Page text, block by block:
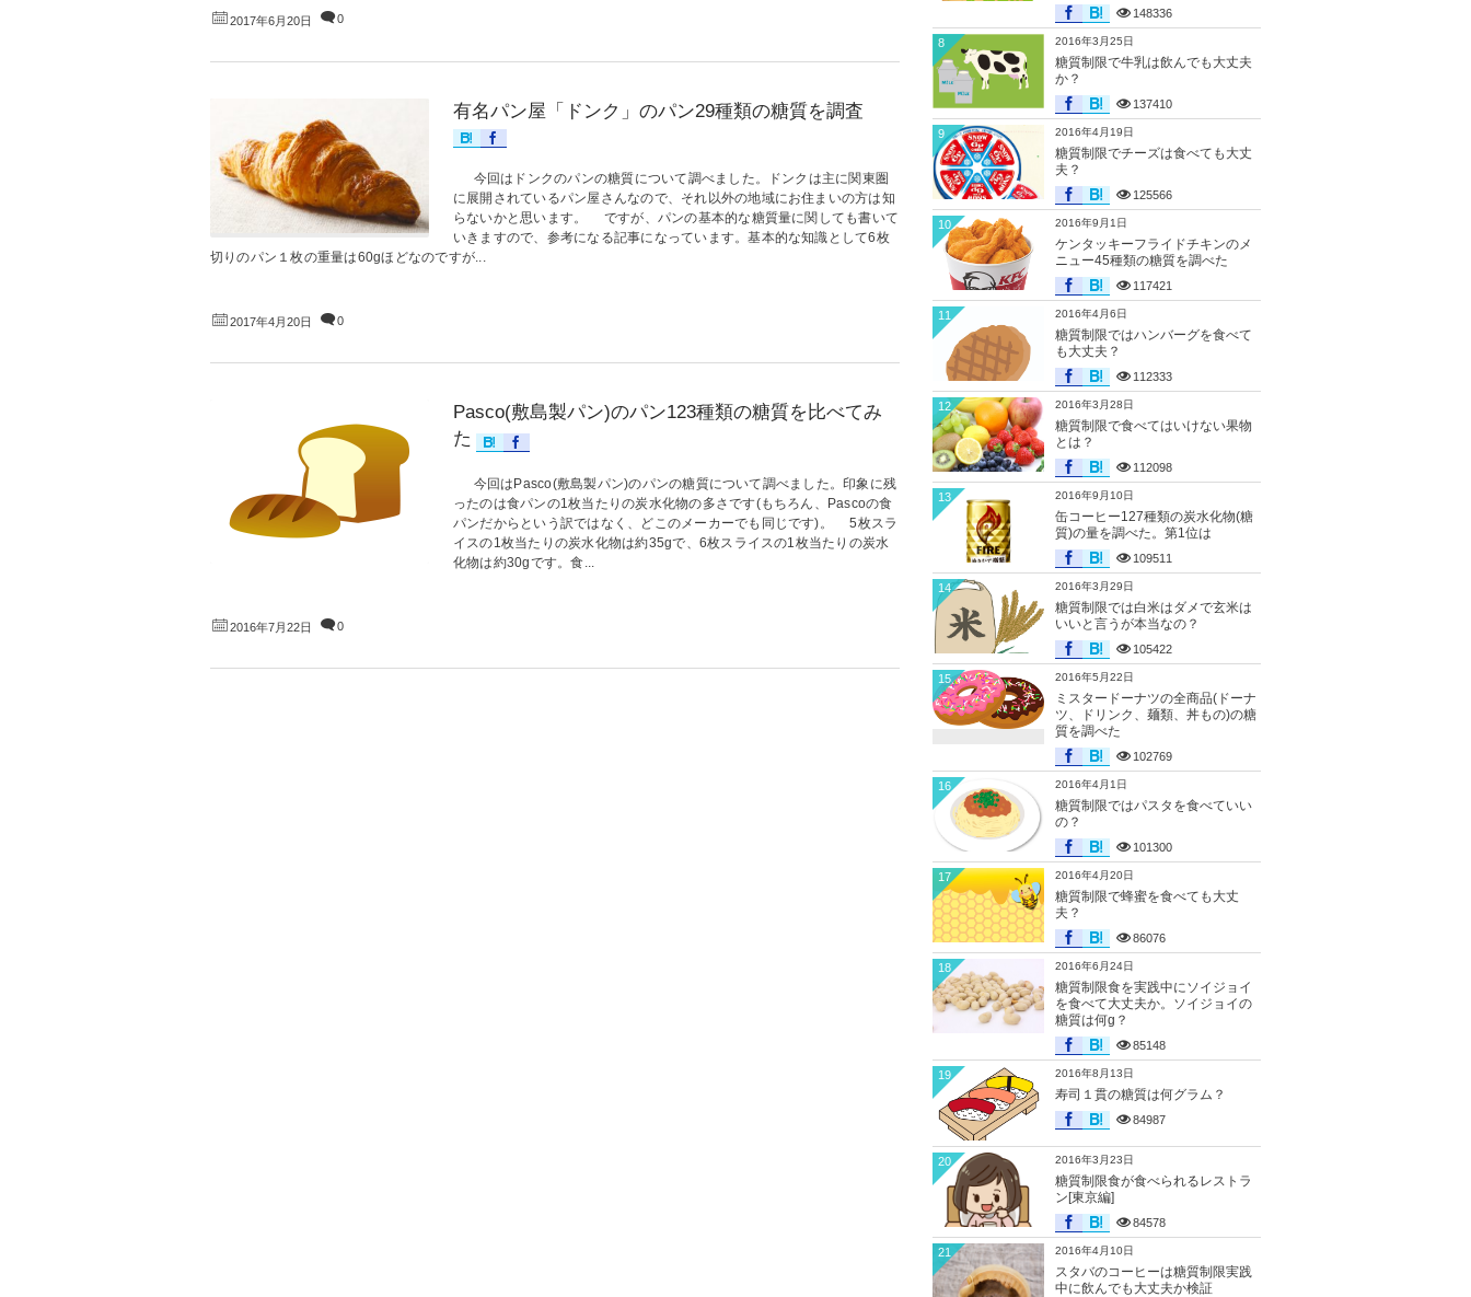
2017年6月20日 0
有名パン屋「ドンク」のパン29種類の糖質を調査
今回はドンクのパンの糖質について調べました。ドンクは主に関東圏
に展開されているパン屋さんなので、それ以外の地域にお住まいの方は知
らないかと思います。 ですが、パンの基本的な糖質量に関しても書いて
いきますので、参考になる記事になっています。基本的な知識として6枚
切りのパン１枚の重量は60gほどなのですが...
2017年4月20日 0
Pasco(敷島製パン)のパン123種類の糖質を比べてみ
た
今回はPasco(敷島製パン)のパンの糖質について調べました。印象に残
ったのは食パンの1枚当たりの炭水化物の多さです(もちろん、Pascoの食
パンだからという訳ではなく、どこのメーカーでも同じです)。 5枚スラ
イスの1枚当たりの炭水化物は約35gで、6枚スライスの1枚当たりの炭水
化物は約30gです。食...
2016年7月22日 0
148336
2016年3月25日
糖質制限で牛乳は飲んでも大丈夫
か？
137410
8
2016年4月19日
糖質制限でチーズは食べても大丈
夫？
125566
9
2016年9月1日
ケンタッキーフライドチキンのメ
ニュー45種類の糖質を調べた
117421
10
2016年4月6日
糖質制限ではハンバーグを食べて
も大丈夫？
112333
11
2016年3月28日
糖質制限で食べてはいけない果物
とは？
112098
12
2016年9月10日
缶コーヒー127種類の炭水化物(糖
質)の量を調べた。第1位は
109511
13
2016年3月29日
糖質制限では白米はダメで玄米は
いいと言うが本当なの？
105422
14
2016年5月22日
ミスタードーナツの全商品(ドーナ
ツ、ドリンク、麺類、丼もの)の糖
質を調べた
102769
15
2016年4月1日
糖質制限ではパスタを食べていい
の？
101300
16
2016年4月20日
糖質制限で蜂蜜を食べても大丈
夫？
86076
17
2016年6月24日
糖質制限食を実践中にソイジョイ
を食べて大丈夫か。ソイジョイの
糖質は何g？
85148
18
2016年8月13日
寿司１貫の糖質は何グラム？
84987
19
2016年3月23日
糖質制限食が食べられるレストラ
ン[東京編]
84578
20
2016年4月10日
スタバのコーヒーは糖質制限実践
中に飲んでも大丈夫か検証
21